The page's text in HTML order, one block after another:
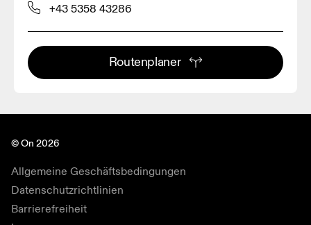
+43 5358 43286
Routenplaner
© On 2026
Allgemeine Geschäftsbedingungen
Datenschutzrichtlinien
Barrierefreiheit